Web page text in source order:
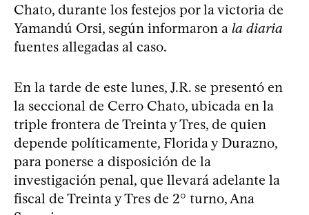
Chato, durante los festejos por la victoria de
Yamandú Orsi, según informaron a la diaria
fuentes allegadas al caso.
En la tarde de este lunes, J.R. se presentó en
la seccional de Cerro Chato, ubicada en la
triple frontera de Treinta y Tres, de quien
depende políticamente, Florida y Durazno,
para ponerse a disposición de la
investigación penal, que llevará adelante la
fiscal de Treinta y Tres de 2° turno, Ana